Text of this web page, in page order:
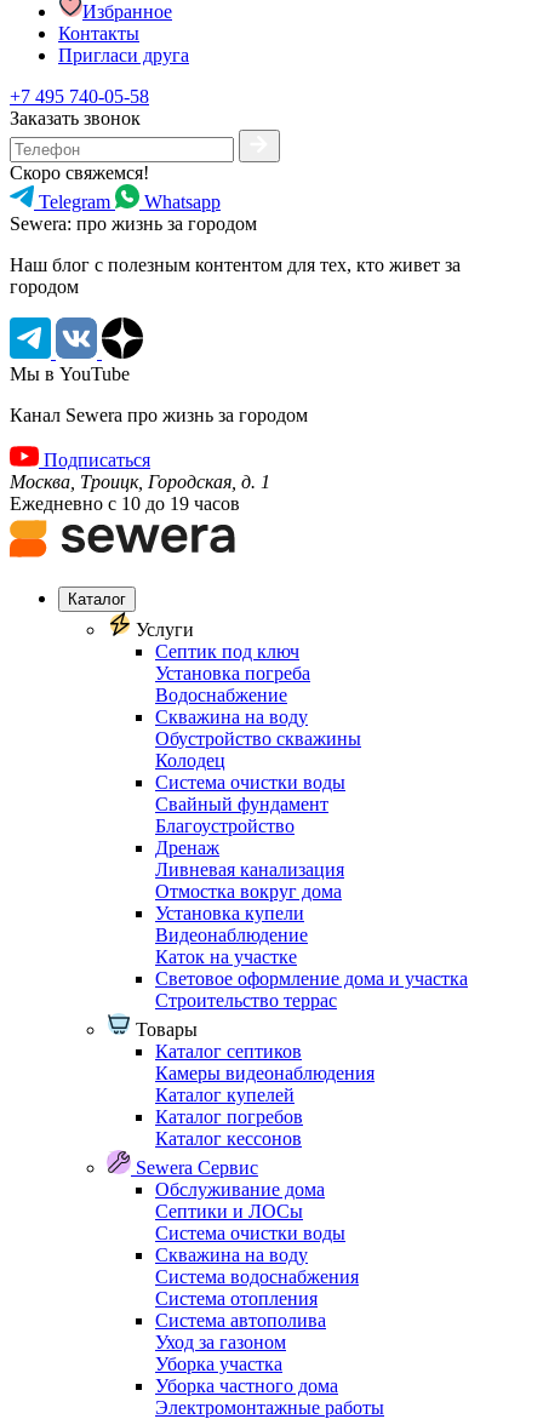
Избранное
Контакты
Пригласи друга
+7 495 740-05-58
Заказать звонок
Скоро свяжемся!
Telegram
Whatsapp
Sewera: про жизнь за городом
Наш блог c полезным контентом для тех, кто живет за
городом
Мы в YouTube
Канал Sewera про жизнь за городом
Подписаться
Москва, Троицк, Городская, д. 1
Ежедневно с 10 до 19 часов
Каталог
Услуги
Септик под ключ
Установка погреба
Водоснабжение
Скважина на воду
Обустройство скважины
Колодец
Система очистки воды
Свайный фундамент
Благоустройство
Дренаж
Ливневая канализация
Отмостка вокруг дома
Установка купели
Видеонаблюдение
Каток на участке
Световое оформление дома и участка
Строительство террас
Товары
Каталог септиков
Камеры видеонаблюдения
Каталог купелей
Каталог погребов
Каталог кессонов
Sewera Сервис
Обслуживание дома
Септики и ЛОСы
Система очистки воды
Скважина на воду
Система водоснабжения
Система отопления
Система автополива
Уход за газоном
Уборка участка
Уборка частного дома
Электромонтажные работы